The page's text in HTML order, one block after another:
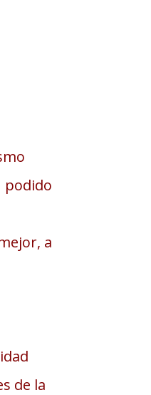
podido
a
de la